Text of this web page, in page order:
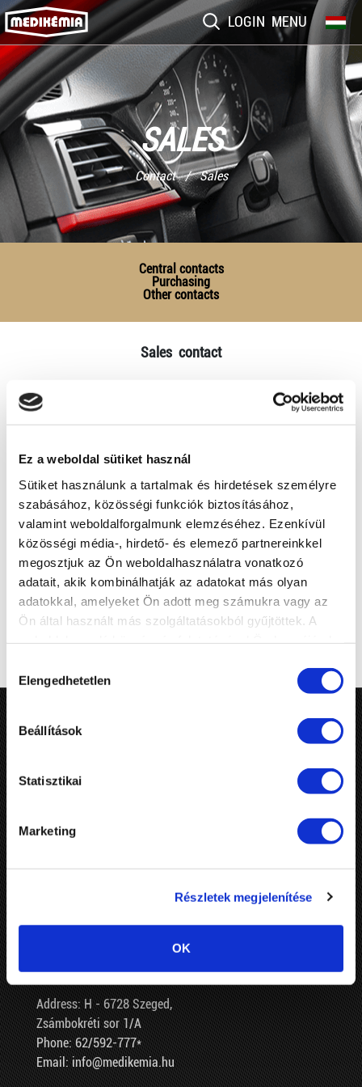
Ez a weboldal sütiket használ
Sütiket használunk a tartalmak és hirdetések személyre
szabásához, közösségi funkciók biztosításához,
valamint weboldalforgalmunk elemzéséhez. Ezenkívül
közösségi média-, hirdető- és elemező partnereinkkel
megosztjuk az Ön weboldalhasználatra vonatkozó
adatait, akik kombinálhatják az adatokat más olyan
adatokkal, amelyeket Ön adott meg számukra vagy az
Ön által használt más szolgáltatásokból gyűjtöttek. A
kiválasztása
Elengedhetetlen
Beállítások
Statisztikai
Marketing
Részletek megjelenítése
OK
LOGIN MENU
SALES
Contact / Sales
Central contacts
Purchasing
Other contacts
Sales contact
mobile
phone
Export
export@medikemia.hu
0146
Domestic
sales
ertekesit@medikemia.hu
00 36
938
7187
Aerosol manufacturing, car care, car operating chemical products.
Up to date, flexible technology, ISO 9001:2015, 14001:2015
Private Label manufacturing - famous international references.
Innovation, fair business behaviour.
CONTACT
Address: H - 6728 Szeged,
Zsámbokréti sor 1/A
Phone: 62/592-777*
Email: info@medikemia.hu